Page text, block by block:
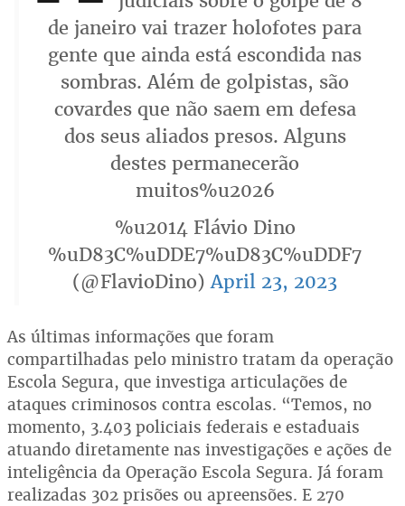
de janeiro vai trazer holofotes para
gente que ainda está escondida nas
sombras. Além de golpistas, são
covardes que não saem em defesa
dos seus aliados presos. Alguns
destes permanecerão
muitos%u2026
%u2014 Flávio Dino
%uD83C%uDDE7%uD83C%uDDF7
(@FlavioDino)April 23, 2023
As últimas informações que foram
compartilhadas pelo ministro tratam da operação
Escola Segura, que investiga articulações de
ataques criminosos contra escolas. “Temos, no
momento, 3.403 policiais federais e estaduais
atuando diretamente nas investigações e ações de
inteligência da Operação Escola Segura. Já foram
realizadas 302 prisões ou apreensões. E 270